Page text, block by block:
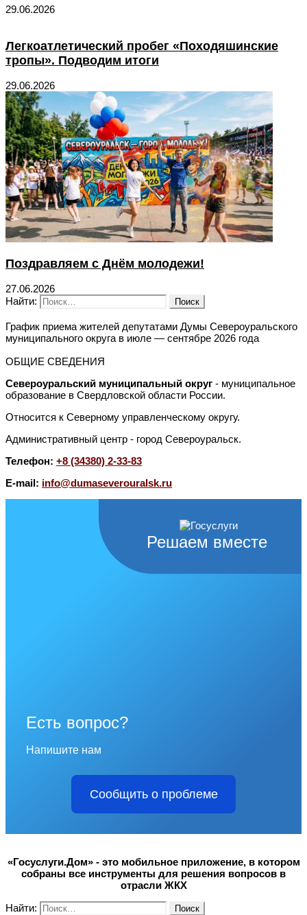
29.06.2026
Легкоатлетический пробег «Походяшинские
тропы». Подводим итоги
29.06.2026
Поздравляем с Днём молодежи!
27.06.2026
Найти:
График приема жителей депутатами Думы Североуральского
муниципального округа в июле — сентябре 2026 года
ОБЩИЕ СВЕДЕНИЯ
Североуральский муниципальный округ - муниципальное
образование в Свердловской области России.
Относится к Северному управленческому округу.
Административный центр - город Североуральск.
Телефон: +8 (34380) 2-33-83
E-mail: info@dumaseverouralsk.ru
Решаем вместе
Есть вопрос?
Напишите нам
Сообщить о проблеме
«Госуслуги.Дом» - это мобильное приложение, в котором
собраны все инструменты для решения вопросов в
отрасли ЖКХ
Найти: